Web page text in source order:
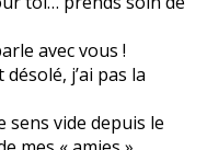
avec vous !
j’ai pas la
sens vide depuis le